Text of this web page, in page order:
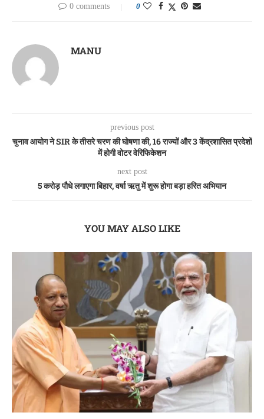
0 comments 0
MANU
previous post
चुनाव आयोग ने SIR के तीसरे चरण की घोषणा की, 16 राज्यों और 3 केंद्रशासित प्रदेशों
में होगी वोटर वेरिफिकेशन
next post
5 करोड़ पौधे लगाएगा बिहार, वर्षा ऋतु में शुरू होगा बड़ा हरित अभियान
YOU MAY ALSO LIKE